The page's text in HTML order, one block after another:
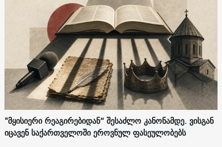
"მყისიერი რეაგირებიდან“ შესაძლო კანონამდე. ვისგან
იცავენ საქართველოში ეროვნულ ფასეულობებს